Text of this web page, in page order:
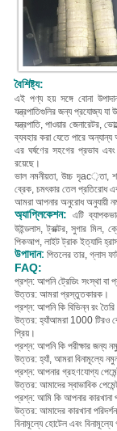
বৈশিষ্ট্য:
এই পণ্য হয় সঙ্গে বোনা
যন্ত্রপাতিগুলির জন্য প্রযোজ্য
যন্ত্রপাতি, পাওয়ার জেনারেটর,
ব্যবহার করা যেতে পারে
এর ঘর্ষণের সহগের প্রভাব এবং
রয়েছে।
ভাল নমনীয়তা, উচ্চ দৃac়তা,
ব্রেক, চমৎকার তেল প্রতিরোধ
আমরা আপনার অনুরোধ অনুযায়ী
অ্যাপ্লিকেশন: এটি
উইন্ডলাস, ট্রাক্টর, সুগার মিল,
পিকআপ, লাইট ট্রাক ইত্যাদি
উপাদান: পিতলের তার, গ্লাস
FAQ:
প্রশ্ন: আপনি ট্রেডিং সংস্থা বা
উত্তর: আমরা প্রস্তুতকারক।
প্রশ্ন: আপনি কি বিভিন্ন রং
উত্তর: হ্যাঁআমরা 1000 টিরও
প্রিয়।
প্রশ্ন: আপনি কি পরীক্ষার জন্য
উত্তর: হ্যাঁ, আমরা বিনামূল্যে
প্রশ্ন: আপনার গ্রহণযোগ্য
উত্তর: আমাদের স্বাভাবিক
প্রশ্ন: আমি কি আপনার কারখানা
উত্তর: আমাদের কারখানা
বিনামূল্যে হোটেল এবং বিনামূল্যে